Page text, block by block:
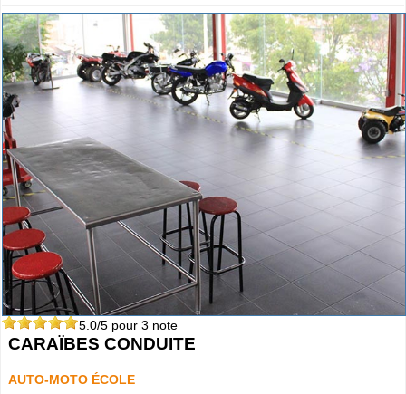
5.0/5 pour 3 note
CARAÏBES CONDUITE
AUTO-MOTO ÉCOLE